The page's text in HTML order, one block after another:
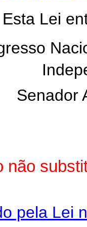
Esta Lei
Senador
não
pela Lei